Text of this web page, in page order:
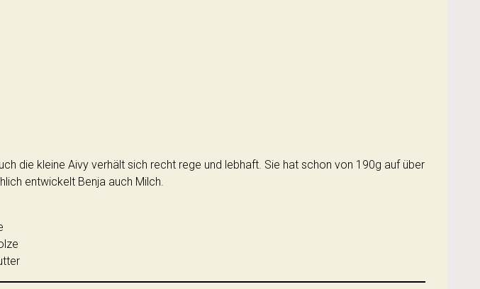
die kleine Aivy verhält sich recht rege und lebhaft. Sie hat schon von 190g auf über
entwickelt Benja auch Milch.